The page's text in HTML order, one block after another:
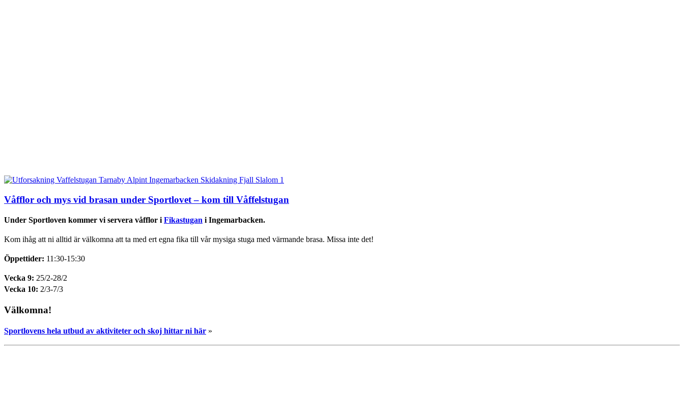
Våfflor och mys vid brasan under Sportlovet – kom till Våffelstugan
Under Sportloven kommer vi servera våfflor i Fikastugan i Ingemarbacken.
Kom ihåg att ni alltid är välkomna att ta med ert egna fika till vår mysiga stuga med värmande brasa. Missa inte det!
Öppettider: 11:30-15:30
Vecka 9: 25/2-28/2
Vecka 10: 2/3-7/3
Välkomna!
Sportlovens hela utbud av aktiviteter och skoj hittar ni här »